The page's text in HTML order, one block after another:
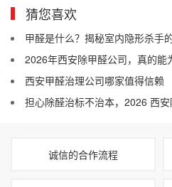
猜您喜欢
甲醛是什么？揭秘室内隐形杀手
2026年西安除甲醛公司，真的能为新生儿家
西安甲醛治理公司哪家值得信赖
担心除醛治标不治本，2026 西安除
诚信的合作流程